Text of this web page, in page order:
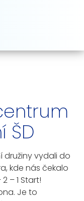
ŠD
družiny vydali do
kde nás čekalo
– 1 Start!
Je to